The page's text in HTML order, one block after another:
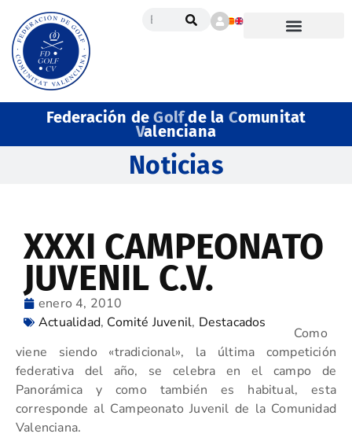
Federación deGolfde la Comunitat
Valenciana
Noticias
XXXI CAMPEONATO
JUVENIL C.V.
enero 4, 2010
Actualidad, Comité Juvenil, Destacados
Como
viene siendo «tradicional», la última competición
federativa del año, se celebra en el campo de
Panorámica y como también es habitual, esta
corresponde al Campeonato Juvenil de la Comunidad
Valenciana.